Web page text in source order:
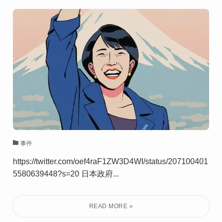
事件
https://twitter.com/oef4raF1ZW3D4WI/status/207100401
5580639448?s=20 日本政府...